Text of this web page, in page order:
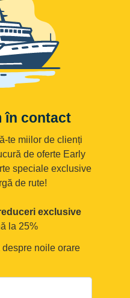
în contact
te miilor de clienți
de oferte Early
speciale exclusive
de rute!
exclusive
la 25%
despre noile orare